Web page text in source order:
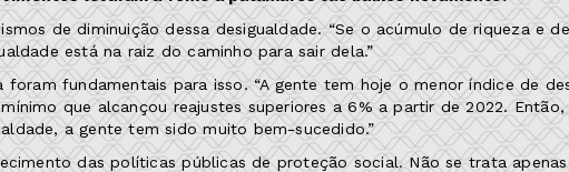
de diminuição dessa desigualdade. “Se o acúmulo de riqueza e
está na raiz do caminho para sair dela.”
fundamentais para isso. “A gente tem hoje o menor índice de
que alcançou reajustes superiores a 6% a partir de 2022. Então,
a gente tem sido muito bem-sucedido.”
das políticas públicas de proteção social. Não se trata